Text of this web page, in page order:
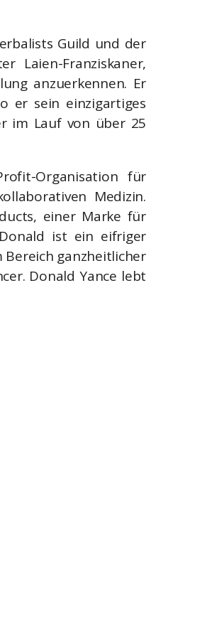
Guild und der
Laien-Franziskaner,
anzuerkennen. Er
er sein einzigartiges
im Lauf von über 25
Organisation für
Medizin.
einer Marke für
ist ein eifriger
Bereich ganzheitlicher
Donald Yance lebt